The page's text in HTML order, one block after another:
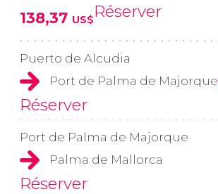
138,37 US$Réserver
Puerto de Alcudia
Port de Palma de Majorque
Réserver
Port de Palma de Majorque
Palma de Mallorca
Réserver